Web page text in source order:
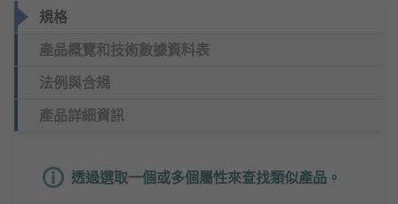
規格
產品概覽和技術數據資料表
法例與合規
產品詳細資訊
透過選取一個或多個屬性來查找類似產品。